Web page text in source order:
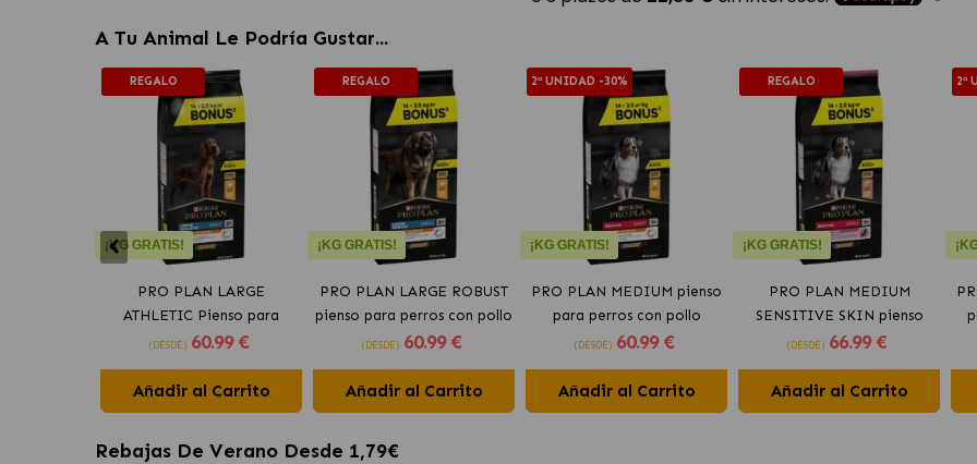
A Tu Animal Le Podría Gustar...
REGALO
¡KG GRATIS!
PRO PLAN LARGE
ATHLETIC Pienso para
perros con pollo
(DESDE) 60.99 €
Añadir al Carrito
REGALO
¡KG GRATIS!
PRO PLAN LARGE ROBUST
pienso para perros con pollo
(DESDE) 60.99 €
Añadir al Carrito
2ª UNIDAD -30%
¡KG GRATIS!
PRO PLAN MEDIUM pienso
para perros con pollo
(DESDE) 60.99 €
Añadir al Carrito
REGALO
¡KG GRATIS!
PRO PLAN MEDIUM
SENSITIVE SKIN pienso
Para Perros con salmón
(DESDE) 66.99 €
Añadir al Carrito
2ª
Rebajas De Verano Desde 1,79€